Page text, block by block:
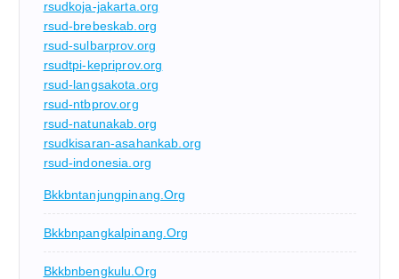
rsudkoja-jakarta.org
rsud-brebeskab.org
rsud-sulbarprov.org
rsudtpi-kepriprov.org
rsud-langsakota.org
rsud-ntbprov.org
rsud-natunakab.org
rsudkisaran-asahankab.org
rsud-indonesia.org
Bkkbntanjungpinang.org
Bkkbnpangkalpinang.org
Bkkbnbengkulu.org